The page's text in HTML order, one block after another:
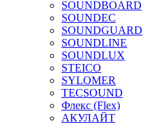
SOUNDBOARD
SOUNDEC
SOUNDGUARD
SOUNDLINE
SOUNDLUX
STEICO
SYLOMER
TECSOUND
Флекс (Flex)
АКУЛАЙТ